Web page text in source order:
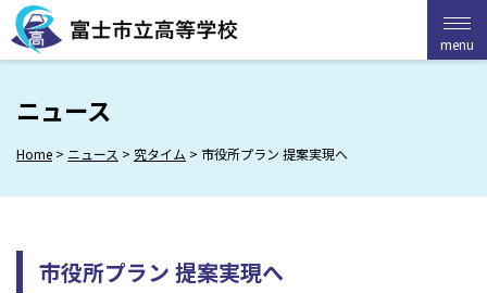
Skip
to
content
ニュース
Home > ニュース > 究タイム > 市役所プラン 提案実現へ
市役所プラン 提案実現へ
menu
menu